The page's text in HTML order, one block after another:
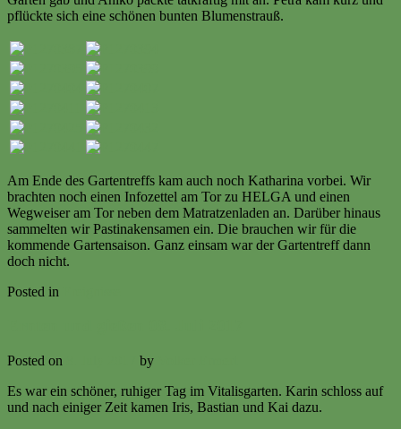
pflückte sich eine schönen bunten Blumenstrauß.
Am Ende des Gartentreffs kam auch noch Katharina vorbei. Wir
brachten noch einen Infozettel am Tor zu HELGA und einen
Wegweiser am Tor neben dem Matratzenladen an. Darüber hinaus
sammelten wir Pastinakensamen ein. Die brauchen wir für die
kommende Gartensaison. Ganz einsam war der Gartentreff dann
doch nicht.
Posted in
Posted on by
Es war ein schöner, ruhiger Tag im Vitalisgarten. Karin schloss auf
und nach einiger Zeit kamen Iris, Bastian und Kai dazu.